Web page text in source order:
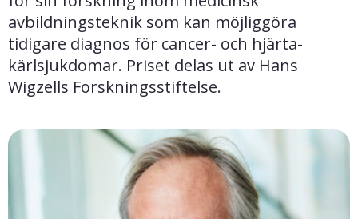
avbildningsteknik som kan möjliggöra
tidigare diagnos för cancer- och hjärta-
kärlsjukdomar. Priset delas ut av Hans
Wigzells Forskningsstiftelse.